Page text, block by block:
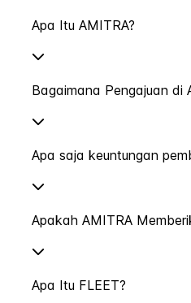
Apa Itu AMITRA?
Bagaimana Pengajuan di
Apa saja keuntungan
Apakah AMITRA
Apa Itu FLEET?